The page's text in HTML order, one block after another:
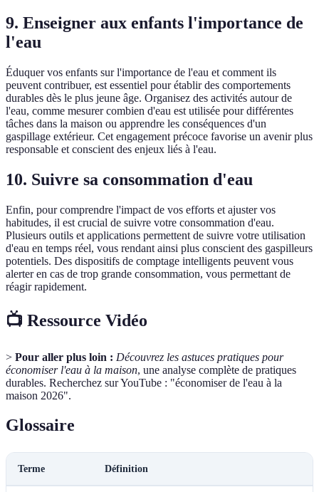
9. Enseigner aux enfants l'importance de
l'eau
Éduquer vos enfants sur l'importance de l'eau et comment ils
peuvent contribuer, est essentiel pour établir des comportements
durables dès le plus jeune âge. Organisez des activités autour de
l'eau, comme mesurer combien d'eau est utilisée pour différentes
tâches dans la maison ou apprendre les conséquences d'un
gaspillage extérieur. Cet engagement précoce favorise un avenir plus
responsable et conscient des enjeux liés à l'eau.
10. Suivre sa consommation d'eau
Enfin, pour comprendre l'impact de vos efforts et ajuster vos
habitudes, il est crucial de suivre votre consommation d'eau.
Plusieurs outils et applications permettent de suivre votre utilisation
d'eau en temps réel, vous rendant ainsi plus conscient des gaspilleurs
potentiels. Des dispositifs de comptage intelligents peuvent vous
alerter en cas de trop grande consommation, vous permettant de
réagir rapidement.
📺 Ressource Vidéo
> Pour aller plus loin : Découvrez les astuces pratiques pour
économiser l'eau à la maison, une analyse complète de pratiques
durables. Recherchez sur YouTube : "économiser de l'eau à la
maison 2026".
Glossaire
Terme Définition